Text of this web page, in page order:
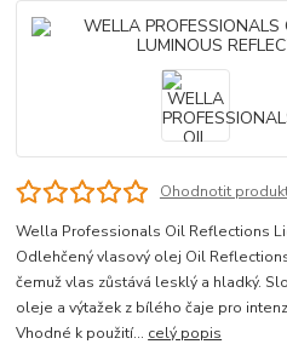
Ohodnotit
Wella Professionals Oil Reflections
Odlehčený vlasový olej Oil
čemuž vlas zůstává lesklý a hladký.
oleje a výtažek z bílého čaje pro
Vhodné k použití... celý popis